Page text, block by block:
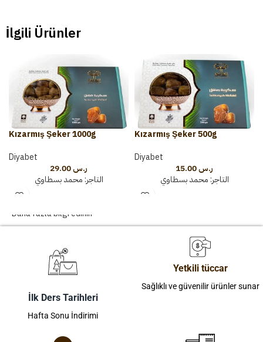
İlgili Ürünler
Kızarmış Şeker 1000g
Diyabet
ر.س
التاجر: محمد بسطاوي
Kızarmış Şeker 500g
Diyabet
ر.س
التاجر: محمد بسطاوي
Daha fazla bilgi edinin
İlk Ders Tarihleri
Hafta Sonu İndirimi
Yetkili tüccar
Sağlıklı ve güvenilir ürünler sunar